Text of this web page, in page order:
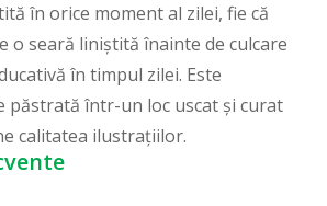
în orice moment al zilei, fie că
o seară liniștită înainte de culcare
în timpul zilei. Este
păstrată într-un loc uscat și curat
calitatea ilustrațiilor.